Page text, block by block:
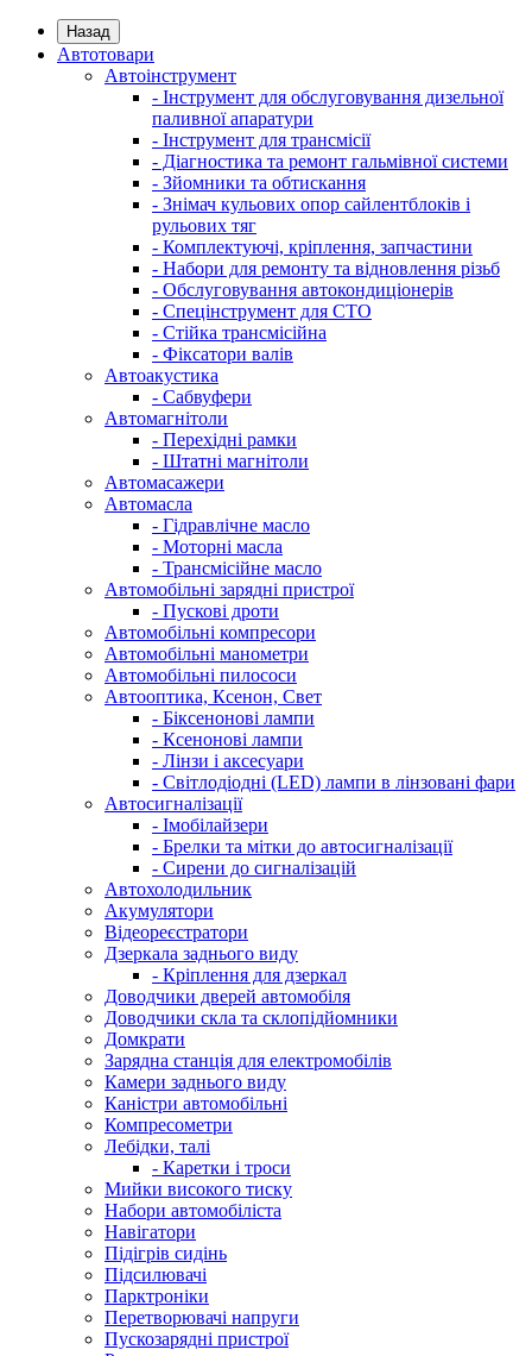
Назад
Автотовари
Автоінструмент
- Інструмент для обслуговування дизельної
паливної апаратури
- Інструмент для трансмісії
- Діагностика та ремонт гальмівної системи
- Зйомники та обтискання
- Знімач кульових опор сайлентблоків і
рульових тяг
- Комплектуючі, кріплення, запчастини
- Набори для ремонту та відновлення різьб
- Обслуговування автокондиціонерів
- Спецінструмент для СТО
- Стійка трансмісійна
- Фіксатори валів
Автоакустика
- Сабвуфери
Автомагнітоли
- Перехідні рамки
- Штатні магнітоли
Автомасажери
Автомасла
- Гідравлічне масло
- Моторні масла
- Трансмісійне масло
Автомобільні зарядні пристрої
- Пускові дроти
Автомобільні компресори
Автомобільні манометри
Автомобільні пилососи
Автооптика, Ксенон, Свет
- Біксенонові лампи
- Ксенонові лампи
- Лінзи і аксесуари
- Світлодіодні (LED) лампи в лінзовані фари
Автосигналізації
- Імобілайзери
- Брелки та мітки до автосигналізації
- Сирени до сигналізацій
Автохолодильник
Акумулятори
Відеореєстратори
Дзеркала заднього виду
- Кріплення для дзеркал
Доводчики дверей автомобіля
Доводчики скла та склопідйомники
Домкрати
Зарядна станція для електромобілів
Камери заднього виду
Каністри автомобільні
Компресометри
Лебідки, талі
- Каретки і троси
Мийки високого тиску
Набори автомобіліста
Навігатори
Підігрів сидінь
Підсилювачі
Парктроніки
Перетворювачі напруги
Пускозарядні пристрої